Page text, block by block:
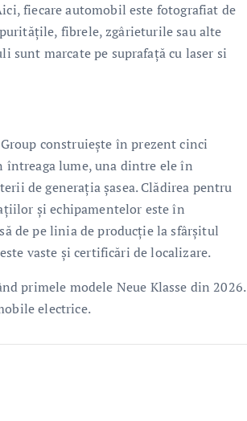
fiecare automobil este fotografiat de
fibrele, zgârieturile sau alte
sunt marcate pe suprafaţă cu laser si
construieşte în prezent cinci
lume, una dintre ele în
de generaţia şasea. Clădirea pentru
şi echipamentelor este în
de pe linia de producţie la sfârşitul
vaste şi certificări de localizare.
primele modele Neue Klasse din 2026.
electrice.